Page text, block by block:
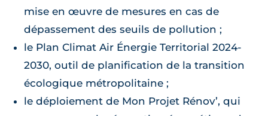
mise en œuvre de mesures en cas de
dépassement des seuils de pollution ;
le Plan Climat Air Énergie Territorial 2024-
2030, outil de planification de la transition
écologique métropolitaine ;
le déploiement de Mon Projet Rénov’, qui